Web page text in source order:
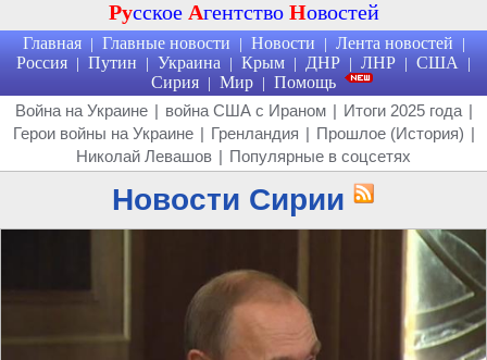
Русское Агентство Новостей
Главная | Главные новости | Новости | Лента новостей |
Россия | Путин | Украина | Крым | ДНР | ЛНР | США |
Сирия | Мир | Помощь
Война на Украине | война США с Ираном | Итоги 2025 года |
Герои войны на Украине | Гренландия | Прошлое (История) |
Николай Левашов | Популярные в соцсетях
Новости Сирии